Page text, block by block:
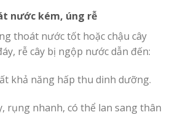
nước kém, úng rễ
thoát nước tốt hoặc chậu cây
rễ cây bị ngộp nước dẫn đến:
khả năng hấp thu dinh dưỡng.
rụng nhanh, có thể lan sang thân